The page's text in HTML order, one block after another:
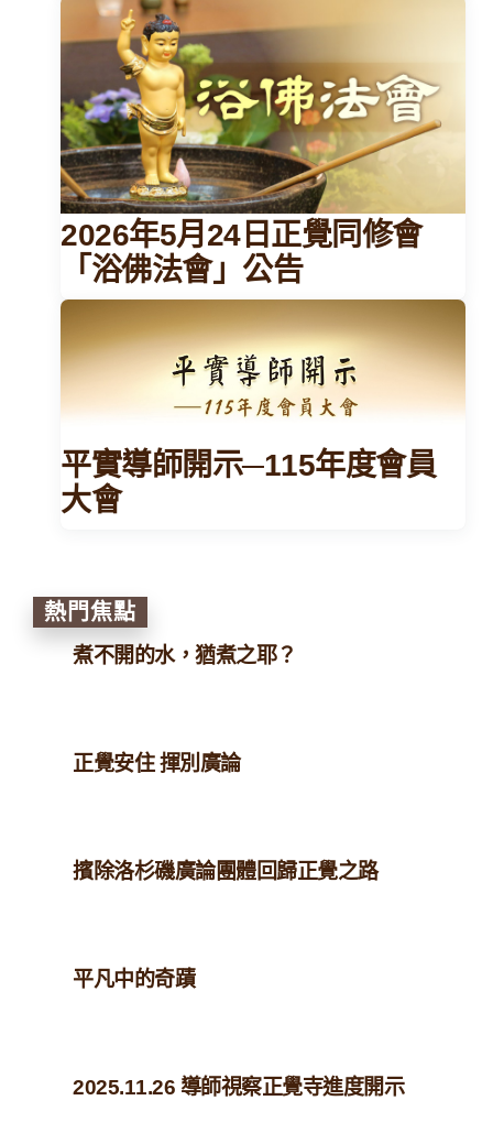
2026年5月24日正覺同修會
「浴佛法會」公告
平實導師開示─115年度會員
大會
熱門焦點
煮不開的水，猶煮之耶？
正覺安住 揮別廣論
擯除洛杉磯廣論團體回歸正覺之路
平凡中的奇蹟
2025.11.26 導師視察正覺寺進度開示